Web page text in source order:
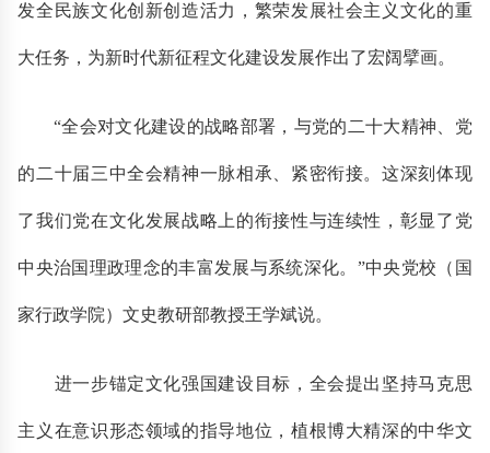
发全民族文化创新创造活力，繁荣发展社会主义文化的重
大任务，为新时代新征程文化建设发展作出了宏阔擘画。
“全会对文化建设的战略部署，与党的二十大精神、党
的二十届三中全会精神一脉相承、紧密衔接。这深刻体现
了我们党在文化发展战略上的衔接性与连续性，彰显了党
中央治国理政理念的丰富发展与系统深化。”中央党校（国
家行政学院）文史教研部教授王学斌说。
进一步锚定文化强国建设目标，全会提出坚持马克思
主义在意识形态领域的指导地位，植根博大精深的中华文